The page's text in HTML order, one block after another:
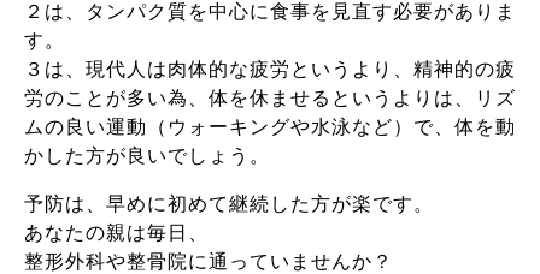
２は、タンパク質を中心に食事を見直す必要がありま
す。
３は、現代人は肉体的な疲労というより、精神的の疲
労のことが多い為、体を休ませるというよりは、リズ
ムの良い運動（ウォーキングや水泳など）で、体を動
かした方が良いでしょう。
予防は、早めに初めて継続した方が楽です。
あなたの親は毎日、
整形外科や整骨院に通っていませんか？